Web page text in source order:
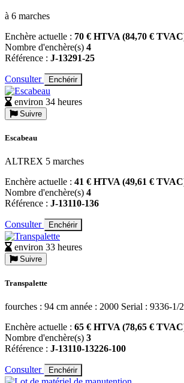
à 6 marches
Enchère actuelle : 70 € HTVA (84,70 €
Nombre d'enchère(s) 4
Référence : J-13291-25
Consulter Enchérir
environ 34 heures
Suivre
Escabeau
ALTREX 5 marches
Enchère actuelle : 41 € HTVA (49,61 €
Nombre d'enchère(s) 4
Référence : J-13110-136
Consulter Enchérir
environ 33 heures
Suivre
Transpalette
fourches : 94 cm année : 2000 Serial : 9336-1/
Enchère actuelle : 65 € HTVA (78,65 €
Nombre d'enchère(s) 3
Référence : J-13110-13226-100
Consulter Enchérir